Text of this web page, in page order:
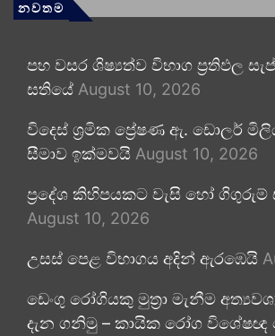
නවතම
පහ වසර ශිෂ්‍යත්ව විභාග ප්‍රතිඵල
සතියේ August 10, 2026
විදෙස් ශ්‍රමික ප්‍රේෂණ ඇ. ඩොලර්
සීමාව ඉක්මවයි August 10, 2026
ප්‍රදේශ කිහිපයකට වැසි හෝ ගිගුරුම්
August 10, 2026
උසස් පෙළ විභාගය අදින් ඇරඹෙයි
ඩෙංගු රෝගියකු ⁣මුත්‍රා මැනීම
දැන ගනිමු – කායික රෝග විශේෂඥ